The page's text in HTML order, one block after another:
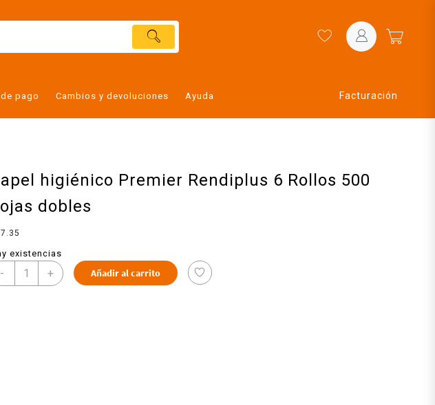
pago Cambios y devoluciones Ayuda Facturación
higiénico Premier Rendiplus 6 Rollos 500
dobles
existencias
- + Añadir al carrito